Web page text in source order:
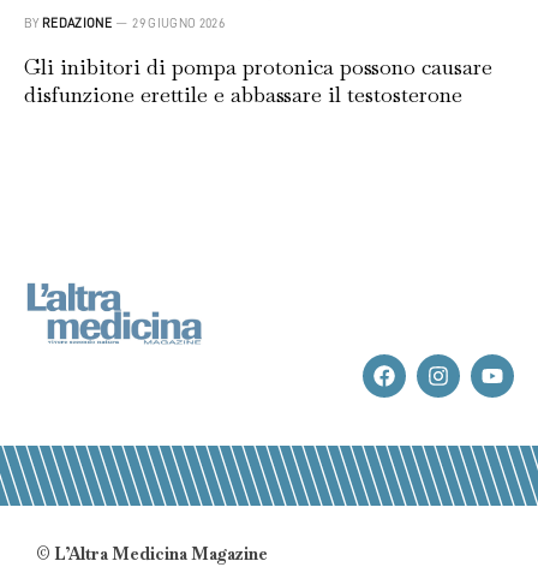
BY REDAZIONE 29 GIUGNO 2026
Gli inibitori di pompa protonica possono causare
disfunzione erettile e abbassare il testosterone
© L’Altra Medicina Magazine